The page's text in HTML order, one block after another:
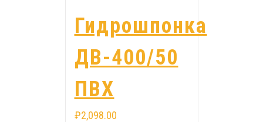
Гидрошпонка
ДВ-400/50
ПВХ
₽2,098.00